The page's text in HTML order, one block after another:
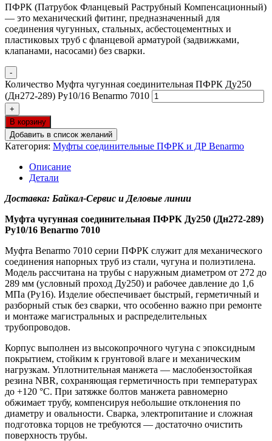
ПФРК (Патрубок Фланцевый Раструбный Компенсационный)
— это механический фитинг, предназначенный для
соединения чугунных, стальных, асбестоцементных и
пластиковых труб с фланцевой арматурой (задвижками,
клапанами, насосами) без сварки.
-
Количество Муфта чугунная соединительная ПФРК Ду250
(Дн272-289) Ру10/16 Benarmo 7010
+
В корзину
Добавить в список желаний
Категория: Муфты соединительные ПФРК и ДР Benarmo
Описание
Детали
Доставка: Байкал-Сервис и Деловые линии
Муфта чугунная соединительная ПФРК Ду250 (Дн272-289)
Ру10/16 Benarmo 7010
Муфта Benarmo 7010 серии ПФРК служит для механического
соединения напорных труб из стали, чугуна и полиэтилена.
Модель рассчитана на трубы с наружным диаметром от 272 до
289 мм (условный проход Ду250) и рабочее давление до 1,6
МПа (Ру16). Изделие обеспечивает быстрый, герметичный и
разборный стык без сварки, что особенно важно при ремонте
и монтаже магистральных и распределительных
трубопроводов.
Корпус выполнен из высокопрочного чугуна с эпоксидным
покрытием, стойким к грунтовой влаге и механическим
нагрузкам. Уплотнительная манжета — маслобензостойкая
резина NBR, сохраняющая герметичность при температурах
до +120 °C. При затяжке болтов манжета равномерно
обжимает трубу, компенсируя небольшие отклонения по
диаметру и овальности. Сварка, электропитание и сложная
подготовка торцов не требуются — достаточно очистить
поверхность трубы.